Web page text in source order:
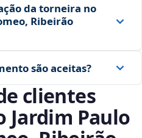
da torneira no
Ribeirão
são aceitas?
clientes
Jardim Paulo